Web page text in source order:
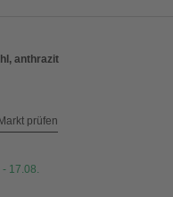
anthrazit
prüfen
17.08.